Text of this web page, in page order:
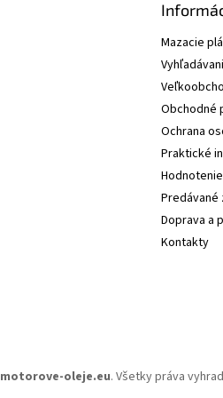
Mazacie
Obchodné
Ochrana
Praktické
Predávané
Doprava a
Kontakty
motorove-oleje.eu. Všetky práva